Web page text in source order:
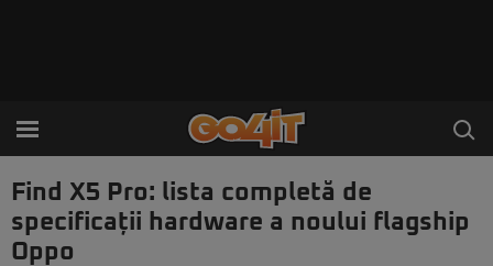
Find X5 Pro: lista completă de
specificații hardware a noului flagship
Oppo